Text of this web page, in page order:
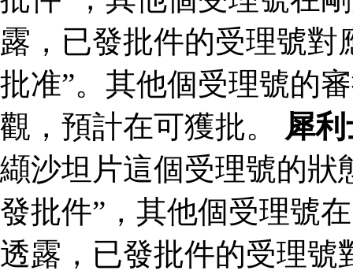
露，已發批件的受理號對
批准”。其他個受理號的
觀，預計在可獲批。 犀
纈沙坦片這個受理號的狀
發批件”，其他個受理號
透露，已發批件的受理號